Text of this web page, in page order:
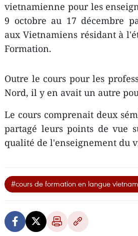
vietnamienne pour les
9 octobre au 17 décembre
aux Vietnamiens résidant à
Formation.
Outre le cours pour les
Nord, il y en avait un autre
Le cours comprenait deux
partagé leurs points de vue
qualité de l'enseignement du
#cours de formation en langue